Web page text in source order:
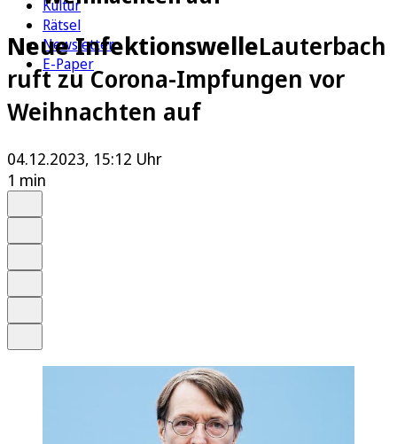
Kultur
Rätsel
Newsletter
E-Paper
Neue InfektionswelleLauterbach
ruft zu Corona-Impfungen vor
Weihnachten auf
04.12.2023, 15:12 Uhr
1 min